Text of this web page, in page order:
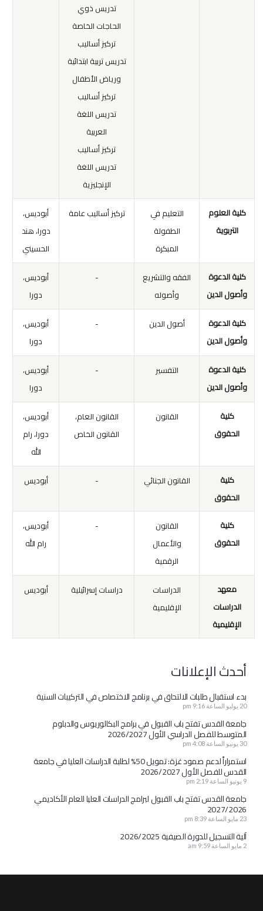
تدريس ذوي
الحاجات الخاصة
تركيز أساليب
تدريس تربية ابتدائية
ورياض الأطفال
تركيز أساليب
تدريس اللغة
العربية
تركيز أساليب
تدريس اللغة
الإنجليزية
كلية العلوم
التربوية
التعليم في
الطفولة
المبكرة
تركيز أساليب عامة
أبوديس،
دورا، هند
الحسيني
كلية الدعوة
وأصول الدين
الفقه والتشريع
وأصوله
-
أبوديس،
دورا
كلية الدعوة
وأصول الدين
أصول الدين -
أبوديس،
دورا
كلية الدعوة
وأصول الدين
التفسير -
أبوديس،
دورا
كلية
الحقوق
القانون
القانون العام،
القانون الخاص
أبوديس،
دورا، رام
الله
كلية
الحقوق
القانون الجنائي - أبوديس
كلية
الحقوق
القانون
والأعمال
الرقمية
-
أبوديس،
رام الله
معهد
الدراسات
الإقليمية
الدراسات
الإقليمية
دراسات إسرائيلية أبوديس
أحدث الإعلانات
بدء استقبال طلبات الالتحاق في برنامج الاختصاص في التركيبات السنية
20 يوليو الساعة 9:16 pm
جامعة القدس تفتح باب القبول في برامج البكالوريوس والدبلوم
المتوسط للفصل الدراسي الأول 2026/2027
30 يونيو الساعة 4:08 pm
استمراراً لدعم صمود غزة: تمويل 50% لطلبة الدراسات العليا في جامعة
القدس للفصل الأول 2026/2027
9 يونيو الساعة 2:19 pm
جامعة القدس تفتح باب القبول لبرامج الدراسات العليا للعام الأكاديمي
2027/2026
23 مايو الساعة 8:39 pm
آلية التسجيل للدورة الصيفية 2026/2025
2 مايو الساعة 9:59 am